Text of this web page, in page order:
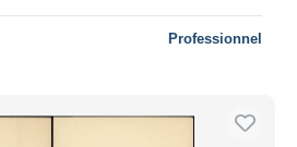
Professionnel